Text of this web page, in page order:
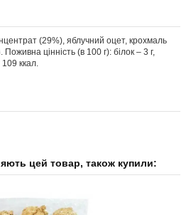
(29%), яблучний оцет, крохмаль
цінність (в 100 г): білок – 3 г,
109 ккал.
цей товар, також купили: